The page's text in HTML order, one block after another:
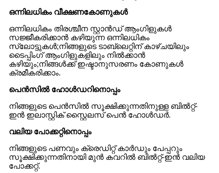
ഒന്നിലധികം വീക്ഷണകോണുകൾ
ഒന്നിലധികം തിരശ്ചീന സ്റ്റാൻഡ് ആംഗിളുകൾ
സജ്ജീകരിക്കാൻ കഴിയുന്ന ഒന്നിലധികം
സ്ലോട്ടുകൾ;നിങ്ങളുടെ ടാബ്‌ലെറ്റിന് കാഴ്ചയിലും
ടൈപ്പിംഗ് ആംഗിളുകളിലും നിൽക്കാൻ
കഴിയും;നിങ്ങൾക്ക് ഇഷ്ടാനുസരണം കോണുകൾ
ക്രമീകരിക്കാം.
പെൻസിൽ ഹോൾഡറിനൊപ്പം
നിങ്ങളുടെ പെൻസിൽ സൂക്ഷിക്കുന്നതിനുള്ള ബിൽറ്റ്-
ഇൻ ഇലാസ്റ്റിക് സ്റ്റൈലസ് പെൻ ഹോൾഡർ.
വലിയ പോക്കറ്റിനൊപ്പം
നിങ്ങളുടെ പണവും ക്രെഡിറ്റ് കാർഡും പേപ്പറും
സൂക്ഷിക്കുന്നതിനായി മുൻ കവറിൽ ബിൽറ്റ്-ഇൻ വലിയ
പോക്കറ്റ്.